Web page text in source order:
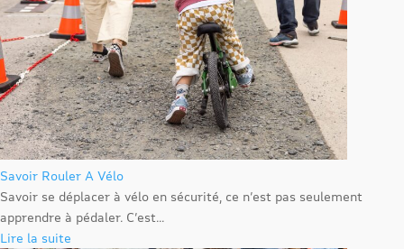
Savoir Rouler A Vélo
Savoir se déplacer à vélo en sécurité, ce n’est pas seulement
apprendre à pédaler. C’est...
Lire la suite